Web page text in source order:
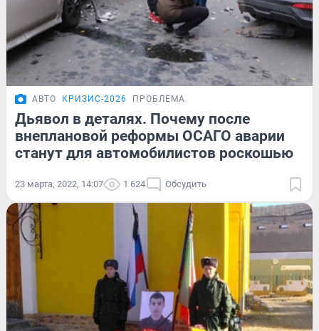
АВТО КРИЗИС-2026 ПРОБЛЕМА
Дьявол в деталях. Почему после
внеплановой реформы ОСАГО аварии
станут для автомобилистов роскошью
23 марта, 2022, 14:07 1 624 Обсудить